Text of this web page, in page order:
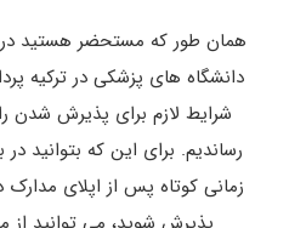
همان‌ طور که مستحضر هستید در
دانشگاه‌ های پزشکی در ترکیه
شرایط لازم برای پذیرش شدن
رساندیم. برای این‌ که بتوانید
زمانی کوتاه پس‌ از اپلای